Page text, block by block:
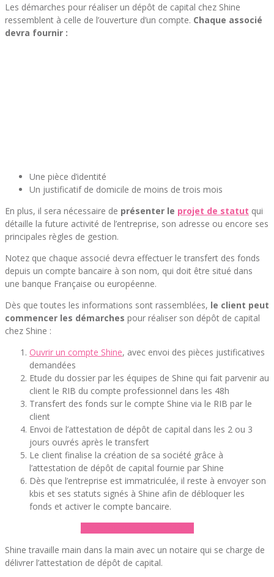
Les démarches pour réaliser un dépôt de capital chez Shine
ressemblent à celle de l’ouverture d’un compte. Chaque associé
devra fournir :
Une pièce d’identité
Un justificatif de domicile de moins de trois mois
En plus, il sera nécessaire de présenter le projet de statut qui
détaille la future activité de l’entreprise, son adresse ou encore ses
principales règles de gestion.
Notez que chaque associé devra effectuer le transfert des fonds
depuis un compte bancaire à son nom, qui doit être situé dans
une banque Française ou européenne.
Dès que toutes les informations sont rassemblées, le client peut
commencer les démarches pour réaliser son dépôt de capital
chez Shine :
Ouvrir un compte Shine, avec envoi des pièces justificatives
demandées
Etude du dossier par les équipes de Shine qui fait parvenir au
client le RIB du compte professionnel dans les 48h
Transfert des fonds sur le compte Shine via le RIB par le
client
Envoi de l’attestation de dépôt de capital dans les 2 ou 3
jours ouvrés après le transfert
Le client finalise la création de sa société grâce à
l’attestation de dépôt de capital fournie par Shine
Dès que l’entreprise est immatriculée, il reste à envoyer son
kbis et ses statuts signés à Shine afin de débloquer les
fonds et activer le compte bancaire.
Shine travaille main dans la main avec un notaire qui se charge de
délivrer l’attestation de dépôt de capital.